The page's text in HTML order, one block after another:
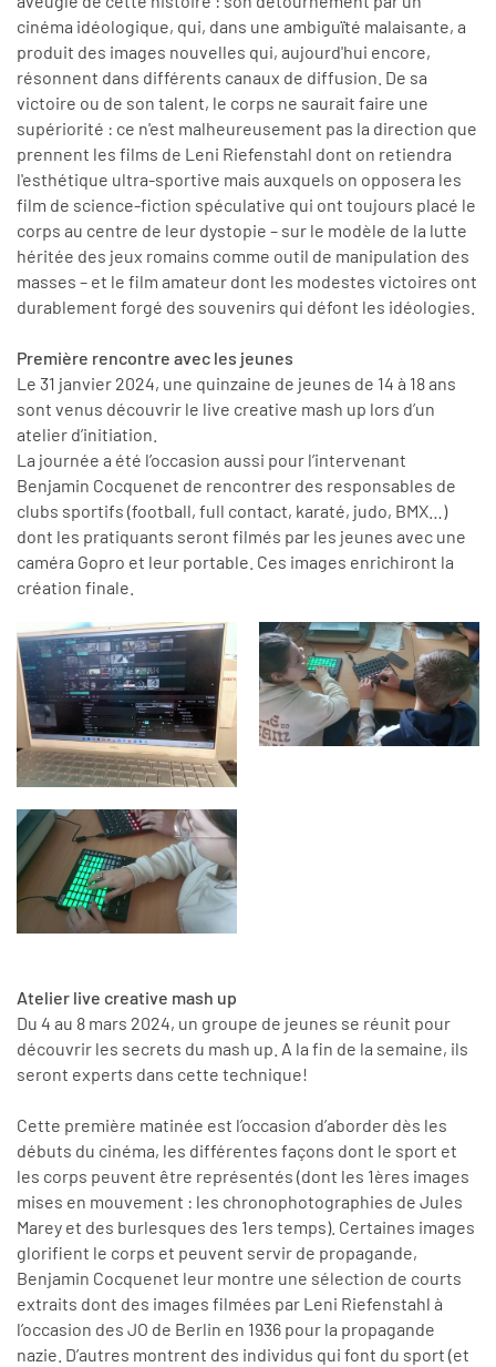
cinéma idéologique, qui, dans une ambiguïté malaisante, a
produit des images nouvelles qui, aujourd'hui encore,
résonnent dans différents canaux de diffusion. De sa
victoire ou de son talent, le corps ne saurait faire une
supériorité : ce n'est malheureusement pas la direction que
prennent les films de Leni Riefenstahl dont on retiendra
l'esthétique ultra-sportive mais auxquels on opposera les
film de science-fiction spéculative qui ont toujours placé le
corps au centre de leur dystopie – sur le modèle de la lutte
héritée des jeux romains comme outil de manipulation des
masses – et le film amateur dont les modestes victoires ont
durablement forgé des souvenirs qui défont les idéologies.
Première rencontre avec les jeunes
Le 31 janvier 2024, une quinzaine de jeunes de 14 à 18 ans
sont venus découvrir le live creative mash up lors d’un
atelier d’initiation.
La journée a été l’occasion aussi pour l’intervenant
Benjamin Cocquenet de rencontrer des responsables de
clubs sportifs (football, full contact, karaté, judo, BMX…)
dont les pratiquants seront filmés par les jeunes avec une
caméra Gopro et leur portable. Ces images enrichiront la
création finale.
Atelier live creative mash up
Du 4 au 8 mars 2024, un groupe de jeunes se réunit pour
découvrir les secrets du mash up. A la fin de la semaine, ils
seront experts dans cette technique!
Cette première matinée est l’occasion d’aborder dès les
débuts du cinéma, les différentes façons dont le sport et
les corps peuvent être représentés (dont les 1ères images
mises en mouvement : les chronophotographies de Jules
Marey et des burlesques des 1ers temps). Certaines images
glorifient le corps et peuvent servir de propagande,
Benjamin Cocquenet leur montre une sélection de courts
extraits dont des images filmées par Leni Riefenstahl à
l’occasion des JO de Berlin en 1936 pour la propagande
nazie. D’autres montrent des individus qui font du sport (et